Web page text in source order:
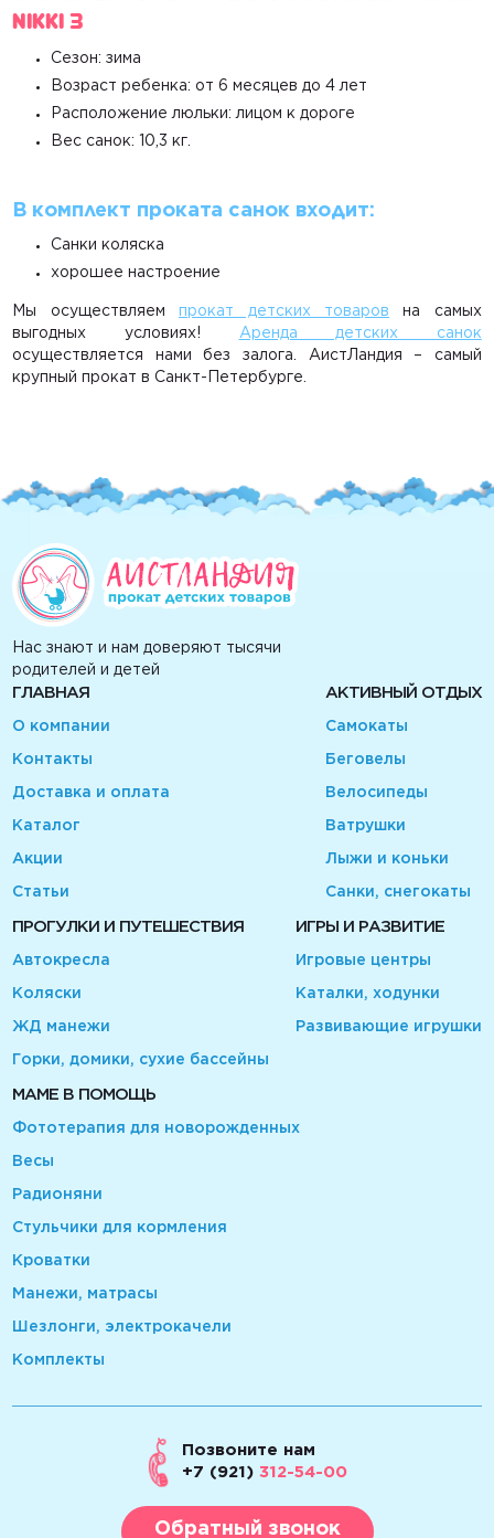
Nikki 3
Сезон: зима
Возраст ребенка: от 6 месяцев до 4 лет
Расположение люльки: лицом к дороге
Вес санок: 10,3 кг.
В комплект проката санок входит:
Санки коляска
хорошее настроение
Мы осуществляем прокат детских товаров на самых
выгодных условиях!
Аренда детских санок
осуществляется нами без залога. АистЛандия – самый
крупный прокат в Санкт-Петербурге.
Нас знают и нам доверяют тысячи
родителей и детей
ГЛАВНАЯ
О компании
Контакты
Доставка и оплата
Каталог
Акции
Статьи
АКТИВНЫЙ ОТДЫХ
Самокаты
Беговелы
Велосипеды
Ватрушки
Лыжи и коньки
Санки, снегокаты
ПРОГУЛКИ И ПУТЕШЕСТВИЯ
Автокресла
Коляски
ЖД манежи
Горки, домики, сухие бассейны
ИГРЫ И РАЗВИТИЕ
Игровые центры
Каталки, ходунки
Развивающие игрушки
МАМЕ В ПОМОЩЬ
Фототерапия для новорожденных
Весы
Радионяни
Стульчики для кормления
Кроватки
Манежи, матрасы
Шезлонги, электрокачели
Комплекты
Позвоните нам
+7 (921) 312-54-00
Обратный звонок